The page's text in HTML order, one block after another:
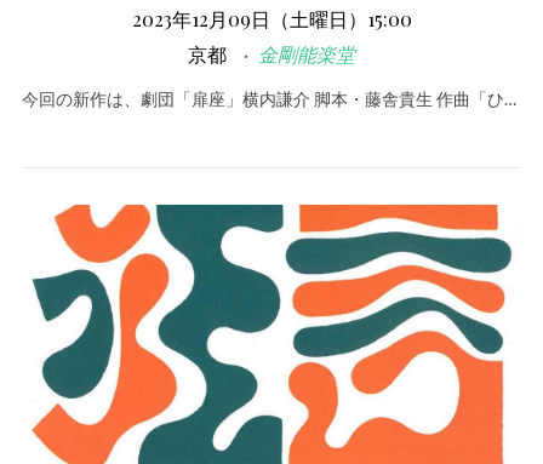
2023年12月09日（土曜日）15:00
京都
金剛能楽堂
今回の新作は、劇団「扉座」横内謙介 脚本・藤舎貴生 作曲「ひ…